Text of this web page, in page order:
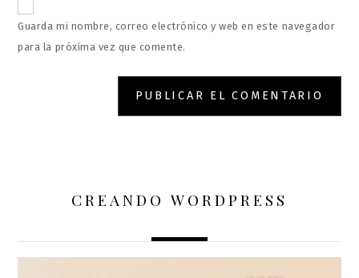
Guarda mi nombre, correo electrónico y web en este navegador
para la próxima vez que comente.
CREANDO WORDPRESS